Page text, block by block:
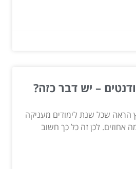
– יש דבר כזה?
הראה שכל שנת לימודים מעניקה
אחוזים. לכן זה כל כך חשוב